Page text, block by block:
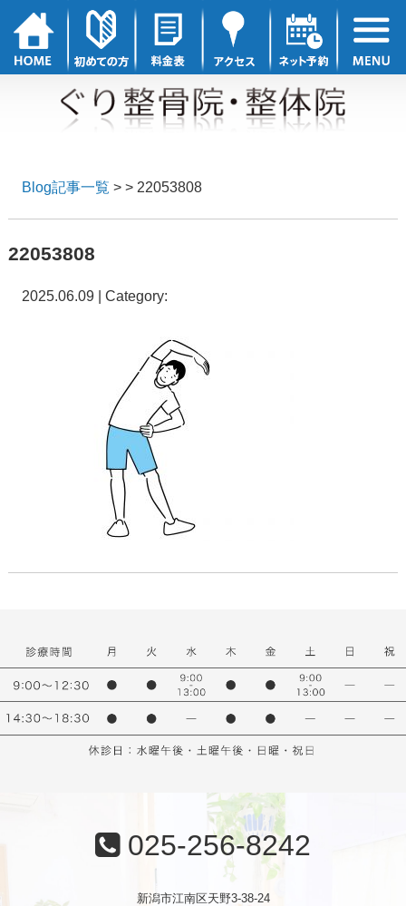
Blog記事一覧 > > 22053808
22053808
2025.06.09 | Category:
025-256-8242
新潟市江南区天野3-38-24